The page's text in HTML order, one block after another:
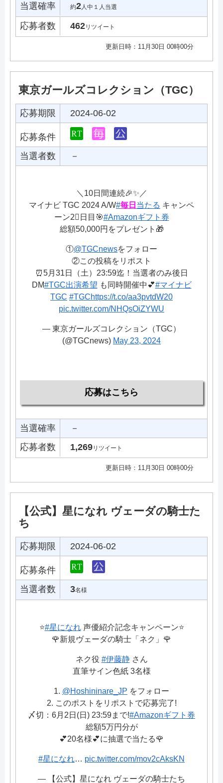
当選確率 約2人中１人当選
応募者数 462リツイート
更新日時：11月30日 00時00分
東京ガールズコレクション（TGC）
応募期限 2024-06-02
応募条件
当選者数
－
＼10日間連続🎉✨／
マイナビ TGC 2024 A/W#毎日 当たる キャンペ
ーン2⃣日目🎯#Amazonギフト券
総額50,000円をプレゼント🎁
①@TGCnewsをフォロー
②この投稿をリポスト
⏰5月31日（土）23:59迄！当選者のみ後日
DM#TGC出演希望 も同時開催中💕#マイナビ
TGC #TGChttps://t.co/aa3pvtdW20
pic.twitter.com/NHQsOiZYWU
— 東京ガールズコレクション（TGC）
(@TGCnews) May 23, 2024
応募はこちら
当選確率
－
応募者数
1,269リツイート
更新日時：11月30日 00時00分
【公式】星になれ ヴェーダの騎士た
ち
応募期限 2024-06-02
応募条件
当選者数
3名様
⭐️#星になれ声優紹介記念キャンペーン⭐
🌹新規ヴェーダの騎士「ネク」🌹
ネク役 #伊藤静さん
直筆サイン色紙 3名様
1. @Hoshininare_JP をフォロー
2. このポストをリポストで応募完了!
〆切：6月2日(日) 23:59まで!#Amazonギフト券
総額5万円分が
💕20名様💕に抽選で当たる🌹
#星になれ… pic.twitter.com/mov2cAksKN
— 【公式】星になれ ヴェーダの騎士たち